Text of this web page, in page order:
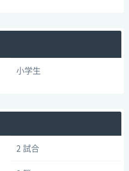
小学生
2 試合